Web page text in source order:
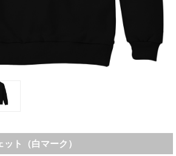
ト（白マーク）